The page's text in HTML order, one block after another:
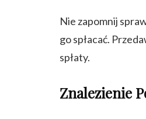
Nie zapomnij
go spłacać.
spłaty.
Znalezienie